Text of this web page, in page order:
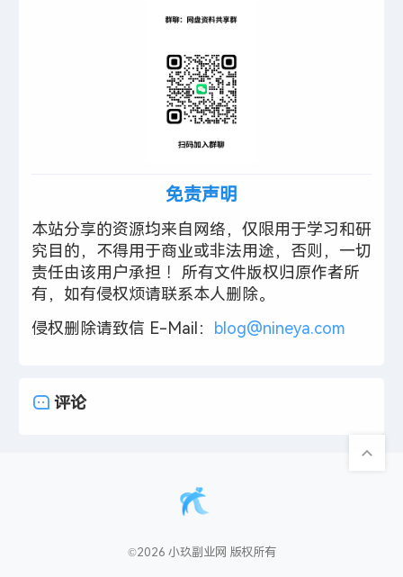
免责声明
本站分享的资源均来自网络，仅限用于学习和研
究目的，不得用于商业或非法用途，否则，一切
责任由该用户承担 ！所有文件版权归原作者所
有，如有侵权烦请联系本人删除。
侵权删除请致信 E-Mail： blog@nineya.com
评论
©2026 小玖副业网 版权所有